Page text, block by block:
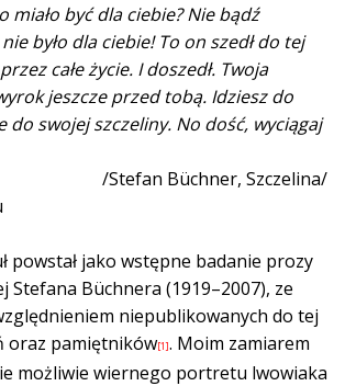
miało być dla ciebie? Nie bądź
było dla ciebie! To on szedł do tej
całe życie. I doszedł. Twoja
jeszcze przed tobą. Idziesz do
do swojej szczeliny. No dość, wyciągaj
/Stefan Büchner, Szczelina/
powstał jako wstępne badanie prozy
Stefana Büchnera (1919–2007), ze
niepublikowanych do tej
oraz pamiętników[1]. Moim zamiarem
możliwie wiernego portretu lwowiaka